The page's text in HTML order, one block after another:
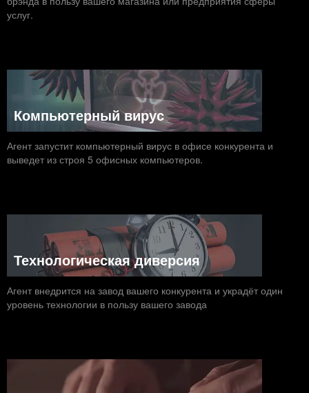
услуг.
Компьютерный вирус
Агент запустит компьютерный вирус в офисе конкурента и
выведет из строя 5 офисных компьютеров.
Технологическая диверсия
Агент внедрится на завод вашего конкурента и украдёт один
уровень технологии в пользу вашего завода